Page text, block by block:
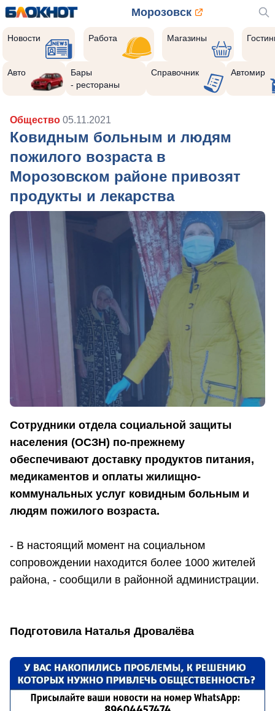
Морозовск
Новости Работа Магазины
Авто
Бары
- рестораны
Справочник Автомир
Общество 05.11.2021
Ковидным больным и людям
пожилого возраста в
Морозовском районе привозят
продукты и лекарства
Сотрудники отдела социальной защиты
населения (ОСЗН) по-прежнему
обеспечивают доставку продуктов питания,
медикаментов и оплаты жилищно-
коммунальных услуг ковидным больным и
людям пожилого возраста.
- В настоящий момент на социальном
сопровождении находится более 1000 жителей
района, - сообщили в районной администрации.
Подготовила Наталья Дровалёва